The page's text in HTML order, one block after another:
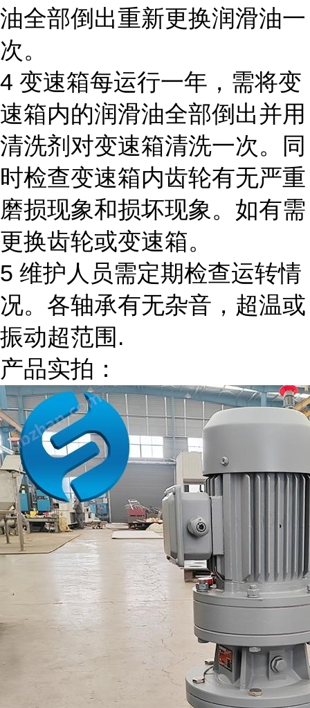
油全部倒出重新更换润滑油一
次。
4 变速箱每运行一年，需将变
速箱内的润滑油全部倒出并用
清洗剂对变速箱清洗一次。同
时检查变速箱内齿轮有无严重
磨损现象和损坏现象。如有需
更换齿轮或变速箱。
5 维护人员需定期检查运转情
况。各轴承有无杂音，超温或
振动超范围.
产品实拍：